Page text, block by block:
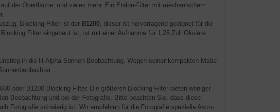
der Oberfläche, und vieles mehr. Ein Etalon-Filter mit mechanischem
.
Blocking Filter ist der B1200, dieser ist hervorragend geeignet für die
Filter eingebaut ist, ist mit einer Aufnahme für 1,25 Zoll Okulare
in die H-Alpha Sonnen-Beobachtung. Wegen seiner kompakten Maße
oder B1200 Blocking-Filter. Die größeren Blocking-Filter bieten weniger
Beobachtung und bei der Fotografie. Bitte beachten Sie, dass diese
Fotografie schwierig ist. Wir empfehlen für die Fotografie spezielle Astro-